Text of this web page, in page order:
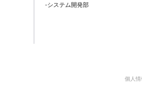
-システム開発部
個人